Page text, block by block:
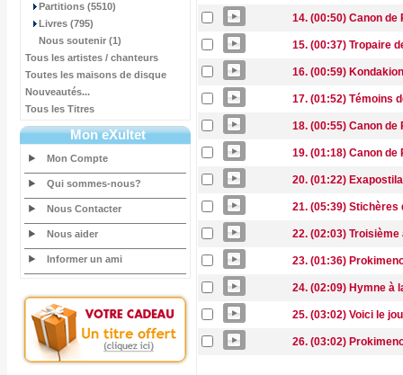
Partitions (5510)
Livres (795)
Nous soutenir (1)
Tous les artistes / chanteurs
Toutes les maisons de disque
Nouveautés...
Tous les Titres
Mon eXultet
Mon Compte
Qui sommes-nous?
Nous Contacter
Nous aider
Informer un ami
14. (00:50) Canon de
15. (00:37) Tropaire
16. (00:59)
17. (01:52) Témoins
18. (00:55) Canon de
19. (01:18) Canon de
20. (01:22)
21. (05:39) Stichères
22. (02:03) Troisième
23. (01:36)
24. (02:09) Hymne à
25. (03:02) Voici le
26. (03:02)